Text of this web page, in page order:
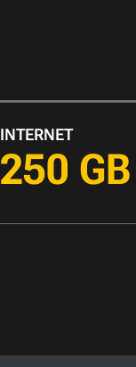
INTERNET
250 GB